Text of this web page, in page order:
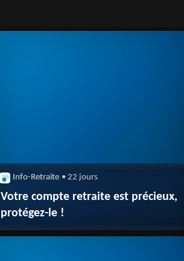
Info-Retraite • 22 jours
Votre compte retraite est précieux,
protégez-le !